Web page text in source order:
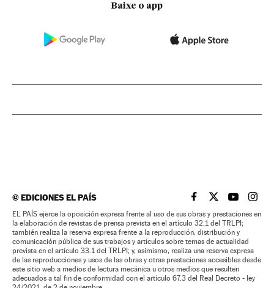
Baixe o app
©EDICIONES EL PAÍS EL PAÍS BRASIL EN
EL PAÍSEL PAÍS
EL
EL PAÍS ejerce la oposición expresa frente al uso de sus obras y prestaciones en
la elaboración de revistas de prensa prevista en el artículo 32.1 del TRLPI;
también realiza la reserva expresa frente a la reproducción, distribución y
comunicación pública de sus trabajos y artículos sobre temas de actualidad
prevista en el artículo 33.1 del TRLPI; y, asimismo, realiza una reserva expresa
de las reproducciones y usos de las obras y otras prestaciones accesibles desde
este sitio web a medios de lectura mecánica u otros medios que resulten
adecuados a tal fin de conformidad con el artículo 67.3 del Real Decreto - ley